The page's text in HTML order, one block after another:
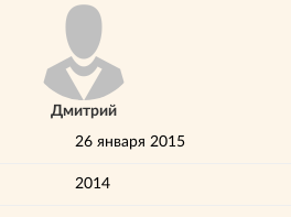
Дмитрий
26 января 2015
2014